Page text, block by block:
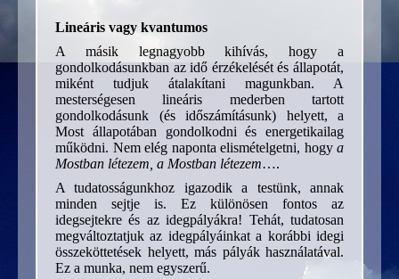
Lineáris vagy kvantumos
A másik legnagyobb kihívás, hogy a
gondolkodásunkban az idő érzékelését és állapotát,
miként tudjuk átalakítani magunkban. A
mesterségesen lineáris mederben tartott
gondolkodásunk (és időszámításunk) helyett, a
Most állapotában gondolkodni és energetikailag
működni. Nem elég naponta elismételgetni, hogy a
Mostban létezem, a Mostban létezem….
A tudatosságunkhoz igazodik a testünk, annak
minden sejtje is. Ez különösen fontos az
idegsejtekre és az idegpályákra! Tehát, tudatosan
megváltoztatjuk az idegpályáinkat a korábbi idegi
összeköttetések helyett, más pályák használatával.
Ez a munka, nem egyszerű.